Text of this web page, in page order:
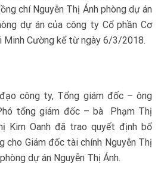
chí Nguyễn Thị Ánh phòng dự án
dự án của công ty Cổ phần Cơ
Minh Cường kể từ ngày 6/3/2018.
công ty, Tổng giám đốc – ông
tổng giám đốc – bà Phạm Thị
Kim Oanh đã trao quyết định bổ
cho Giám đốc tài chính Nguyễn Thị
dự án Nguyễn Thị Ánh.